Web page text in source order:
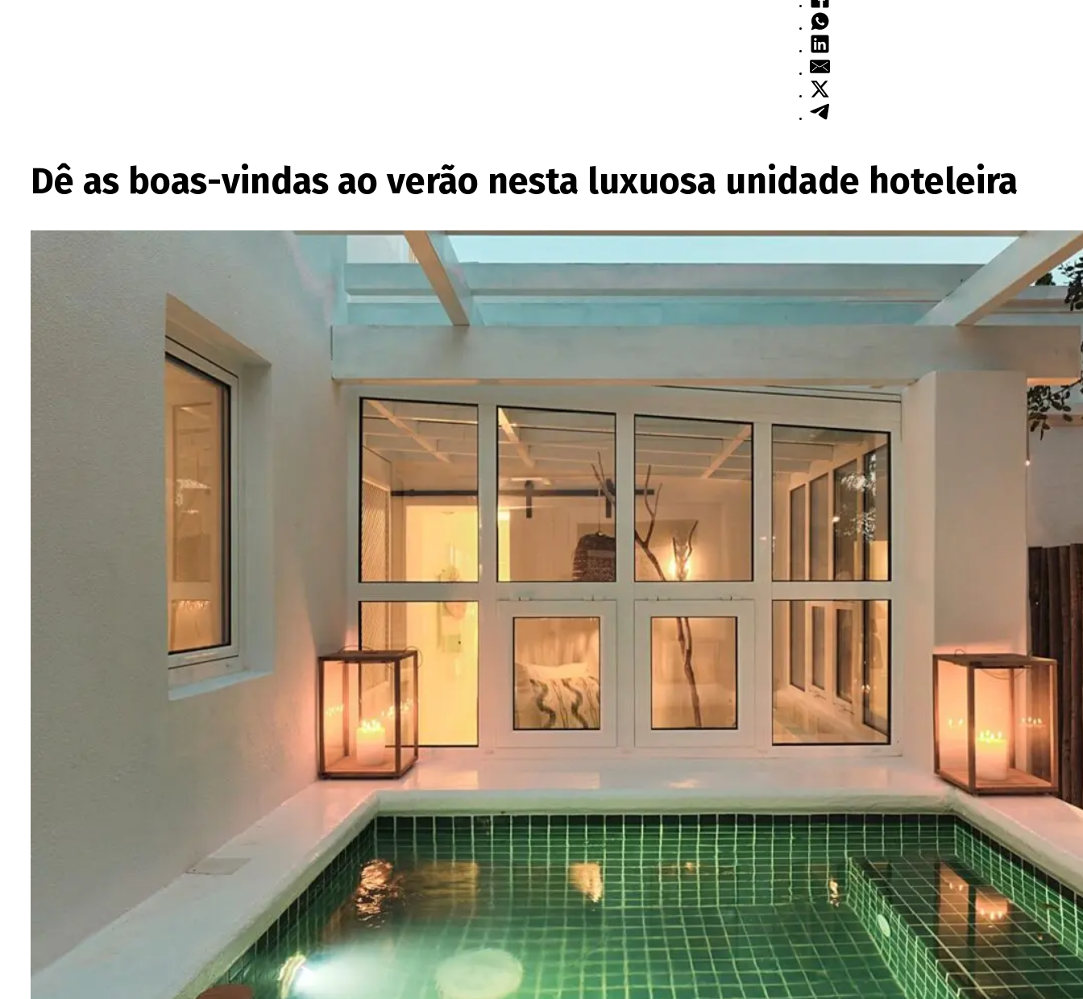
Dê as boas-vindas ao verão nesta luxuosa unidade hoteleira